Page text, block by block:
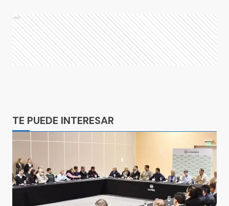
Ads
TE PUEDE INTERESAR